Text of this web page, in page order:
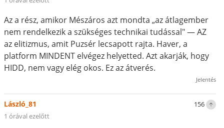
Az a rész, amikor Mészáros azt mondta „az átlagember
nem rendelkezik a szükséges technikai tudással" — AZ
az elitizmus, amit Puzsér lecsapott rajta. Haver, a
platform MINDENT elvégez helyetted. Azt akarják, hogy
HIDD, nem vagy elég okos. Ez az átverés.
Jelentés
156
László_81
1 órával ezelőtt